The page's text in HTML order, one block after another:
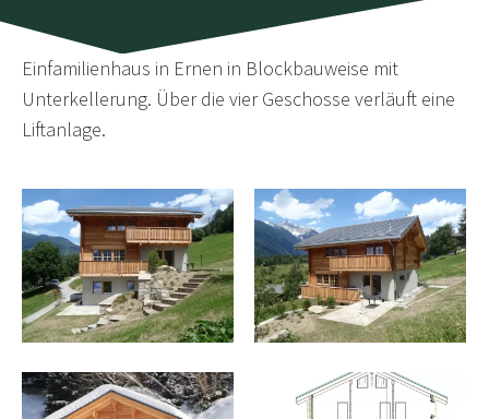
Einfamilienhaus in Ernen in Blockbauweise mit
Unterkellerung. Über die vier Geschosse verläuft eine
Liftanlage.